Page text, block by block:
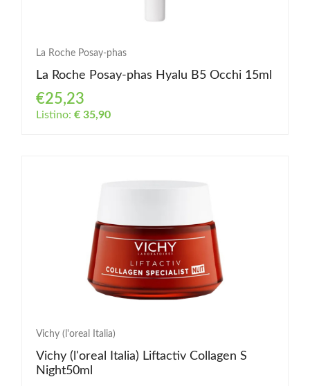
La Roche Posay-phas
La Roche Posay-phas Hyalu B5 Occhi 15ml
€25,23
Listino: € 35,90
Vichy (l'oreal Italia)
Vichy (l'oreal Italia) Liftactiv Collagen S
Night50ml